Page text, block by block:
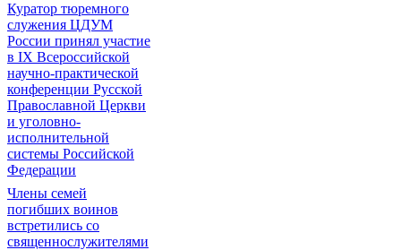
Куратор тюремного
служения ЦДУМ
России принял участие
в IX Всероссийской
научно-практической
конференции Русской
Православной Церкви
и уголовно-
исполнительной
системы Российской
Федерации
Члены семей
погибших воинов
встретились со
священнослужителями